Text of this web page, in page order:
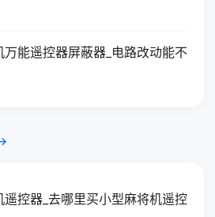
能遥控器屏蔽器_电路改动能不
控器_去哪里买小型麻将机遥控